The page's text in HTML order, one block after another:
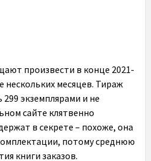
произвести в конце 2021-
нескольких месяцев. Тираж
экземплярами и не
сайте клятвенно
в секрете – похоже, она
потому среднюю
книги заказов.